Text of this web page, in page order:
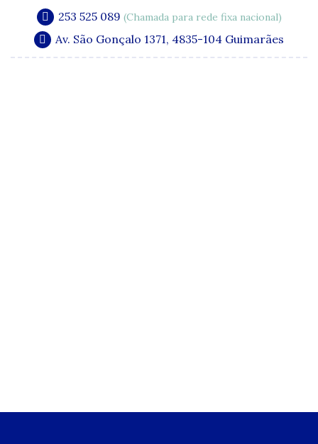
253 525 089 (Chamada para rede fixa nacional)
Av. São Gonçalo 1371, 4835-104 Guimarães